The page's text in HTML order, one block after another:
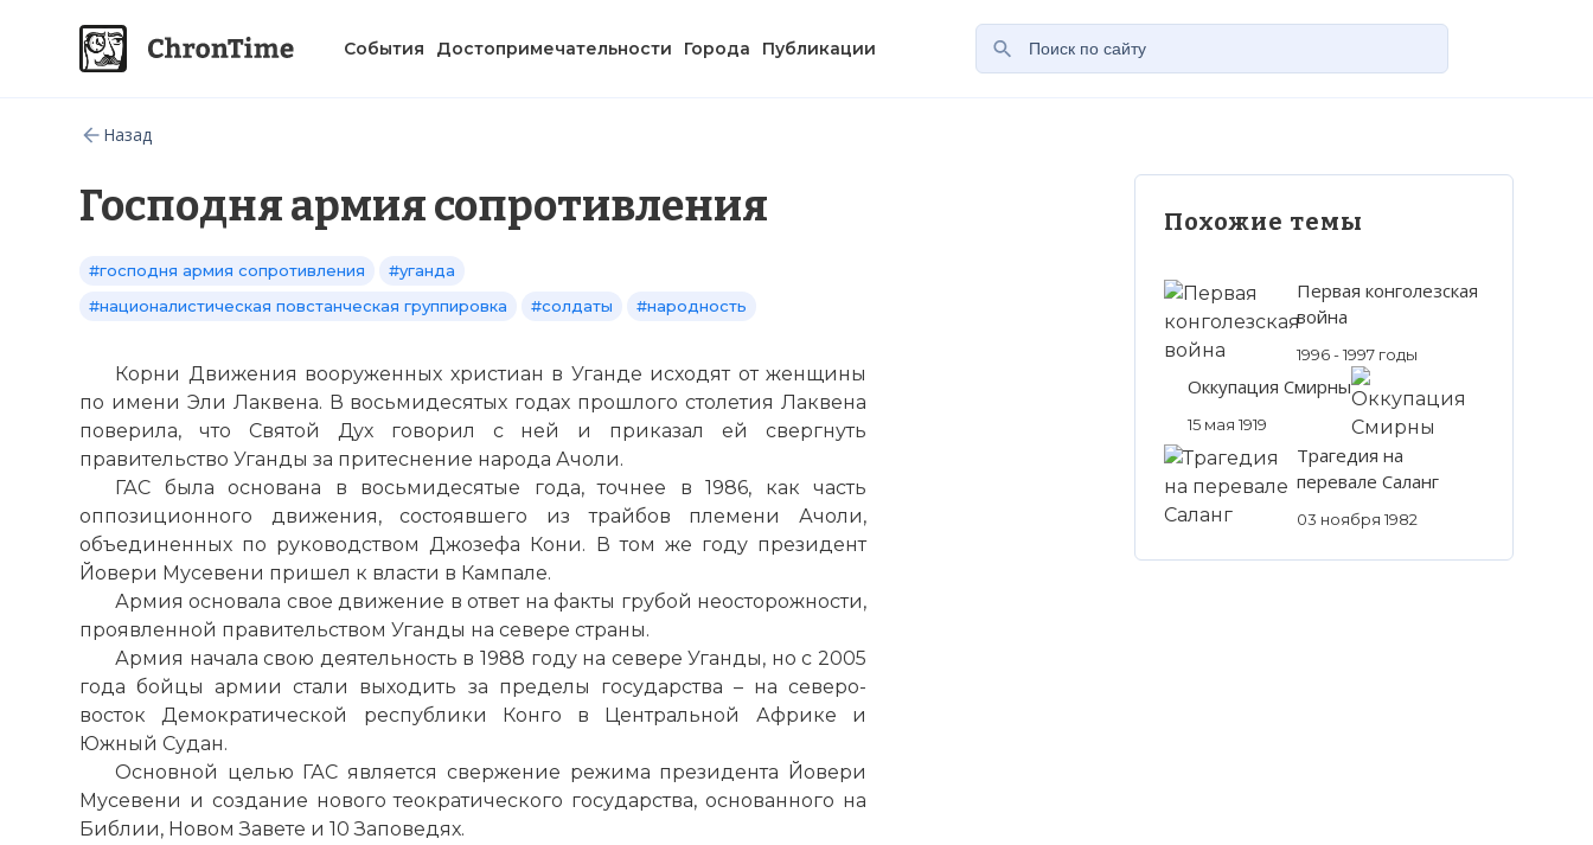
События Достопримечательности Города Публикации
Назад
Господня армия сопротивления
#господня армия сопротивления
#уганда
#националистическая повстанческая группировка
#солдаты #народность
Корни Движения вооруженных христиан в Уганде исходят от женщины
по имени Эли Лаквена. В восьмидесятых годах прошлого столетия Лаквена
поверила, что Святой Дух говорил с ней и приказал ей свергнуть
правительство Уганды за притеснение народа Ачоли.
ГАС была основана в восьмидесятые года, точнее в 1986, как часть
оппозиционного движения, состоявшего из трайбов племени Ачоли,
объединенных по руководством Джозефа Кони. В том же году президент
Йовери Мусевени пришел к власти в Кампале.
Армия основала свое движение в ответ на факты грубой неосторожности,
проявленной правительством Уганды на севере страны.
Армия начала свою деятельность в 1988 году на севере Уганды, но с 2005
года бойцы армии стали выходить за пределы государства – на северо-
восток Демократической республики Конго в Центральной Африке и
Южный Судан.
Основной целью ГАС является свержение режима президента Йовери
Мусевени и создание нового теократического государства, основанного на
Библии, Новом Завете и 10 Заповедях.
Похожие темы
Первая конголезская
война
1996 - 1997 годы
Оккупация Смирны
15 мая 1919
Трагедия на
перевале Саланг
03 ноября 1982